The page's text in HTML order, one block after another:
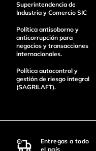
Superintendencia de
Industria y Comercio SIC
Política antisoborno y
anticorrupción para
negocios y transacciones
internacionales.
Política autocontrol y
gestión de riesgo integral
(SAGRILAFT).
Entregas a todo
el país